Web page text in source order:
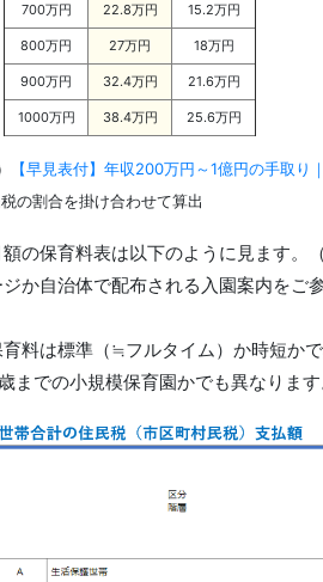
700万円 22.8万円 15.2万円
800万円 27万円 18万円
900万円 32.4万円 21.6万円
1000万円 38.4万円 25.6万円
【早見表付】年収200万円～1億円の手取り
の割合を掛け合わせて算出
額の保育料表は以下のように見ます。
ジか自治体で配布される入園案内をご
料は標準（≒フルタイム）か時短か
までの小規模保育園かでも異なります